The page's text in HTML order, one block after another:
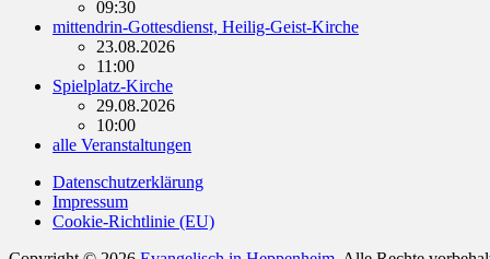
09:30
mittendrin-Gottesdienst, Heilig-Geist-Kirche
23.08.2026
11:00
Spielplatz-Kirche
29.08.2026
10:00
alle Veranstaltungen
Datenschutzerklärung
Impressum
Cookie-Richtlinie (EU)